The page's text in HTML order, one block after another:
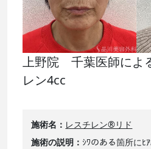
上野院 千葉医師によ
レン4cc
施術名
レスチレン®リド
施術の説明
ｼﾜのある箇所にﾋ